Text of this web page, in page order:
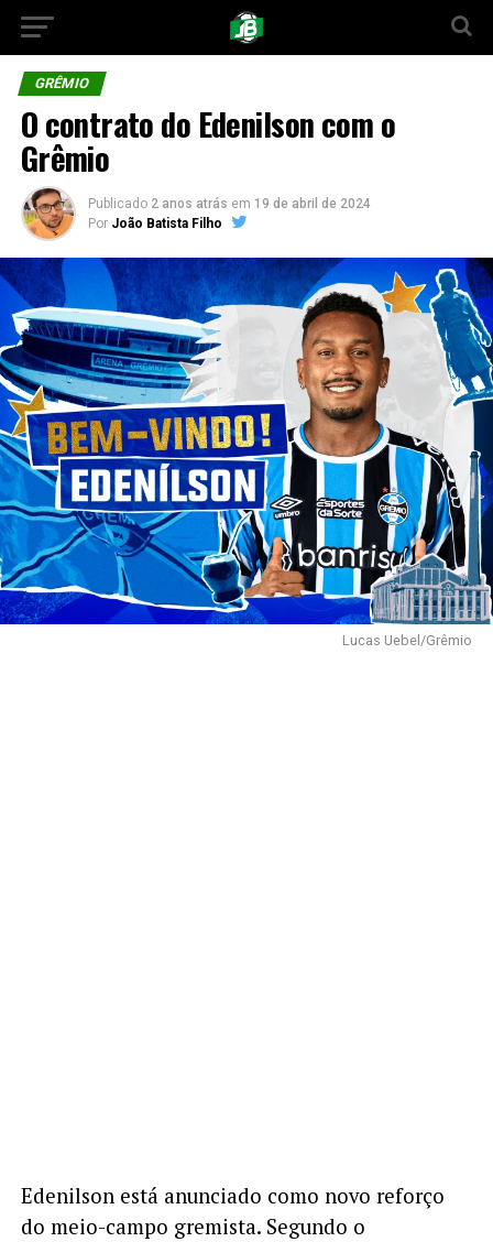
GRÊMIO
O contrato do Edenilson com o
Grêmio
Publicado 2 anos atrás em 19 de abril de 2024
Por João Batista Filho
Lucas Uebel/Grêmio
Edenilson está anunciado como novo reforço
do meio-campo gremista. Segundo o